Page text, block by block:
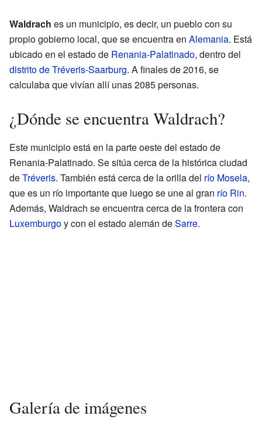
Waldrach es un municipio, es decir, un pueblo con su
propio gobierno local, que se encuentra en Alemania. Está
ubicado en el estado de Renania-Palatinado, dentro del
distrito de Tréveris-Saarburg. A finales de 2016, se
calculaba que vivían allí unas 2085 personas.
¿Dónde se encuentra Waldrach?
Este municipio está en la parte oeste del estado de
Renania-Palatinado. Se sitúa cerca de la histórica ciudad
deTréveris. También está cerca de la orilla del río Mosela,
que es un río importante que luego se une al gran río Rin.
Además, Waldrach se encuentra cerca de la frontera con
Luxemburgoy con el estado alemán deSarre.
Galería de imágenes